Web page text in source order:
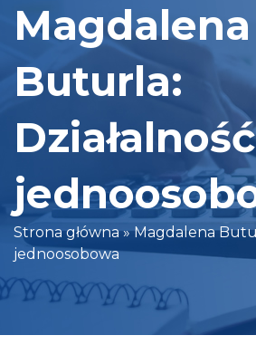
Magdalena
Buturla:
Działalność
Strona główna»Magdalena
jednoosobowa